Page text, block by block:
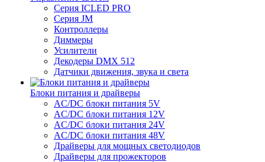
Серия ICLED PRO
Серия JM
Контроллеры
Диммеры
Усилители
Декодеры DMX 512
Датчики движения, звука и света
Блоки питания и драйверы
AC/DC блоки питания 5V
AC/DC блоки питания 12V
AC/DC блоки питания 24V
AC/DC блоки питания 48V
Драйверы для мощных светодиодов
Драйверы для прожекторов